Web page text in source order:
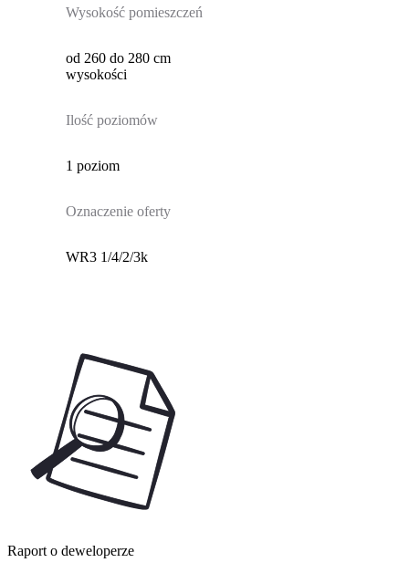
Wysokość pomieszczeń
od 260 do 280 cm
wysokości
Ilość poziomów
1 poziom
Oznaczenie oferty
WR3 1/4/2/3k
Raport o deweloperze